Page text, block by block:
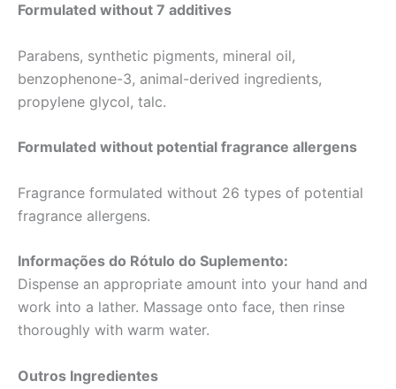
Formulated without 7 additives
Parabens, synthetic pigments, mineral oil,
benzophenone-3, animal-derived ingredients,
propylene glycol, talc.
Formulated without potential fragrance allergens
Fragrance formulated without 26 types of potential
fragrance allergens.
Informações do Rótulo do Suplemento:
Dispense an appropriate amount into your hand and
work into a lather. Massage onto face, then rinse
thoroughly with warm water.
Outros Ingredientes